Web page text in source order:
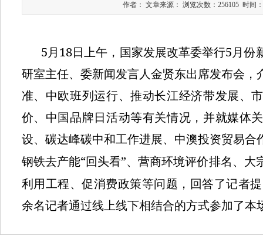
作者： 文章来源： 浏览次数：256105 时间
5 月 18日上午，国家发展改革委举行5 月份
研室主任、委新闻发言人金贤东出席发布会，
准、中欧班列运行、推动长江经济带发展、
价、中国品牌日活动等有关情况，并就媒体
设、碳达峰碳中和工作进展、中澳投资贸易合
钢铁去产能“回头看”、营商环境评价排名、大
利用工程、促消费政策等问题，回答了记者
余名记者通过线上线下相结合的方式参加了本